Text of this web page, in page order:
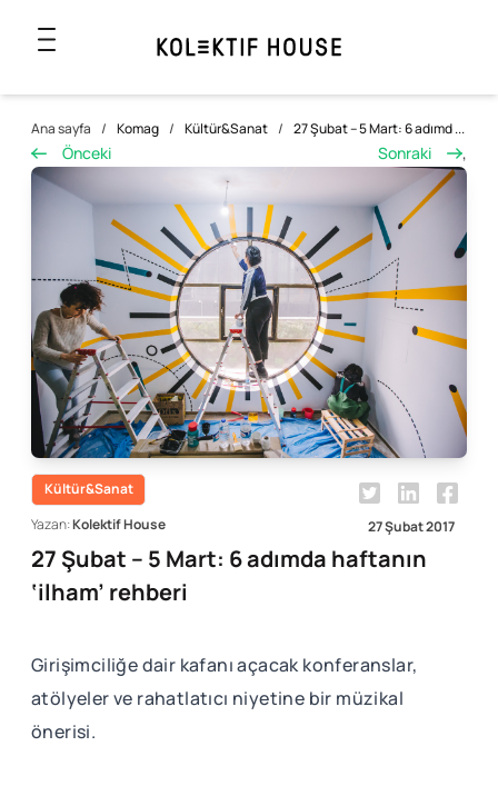
Ana sayfa / Komag / Kültür&Sanat / 27 Şubat – 5 Mart: 6 adımd ...
Önceki Sonraki ,
Kültür&Sanat
Yazan:Kolektif House 27 Şubat 2017
27 Şubat – 5 Mart: 6 adımda haftanın
‘ilham’ rehberi
Girişimciliğe dair kafanı açacak konferanslar,
atölyeler ve rahatlatıcı niyetine bir müzikal
önerisi.